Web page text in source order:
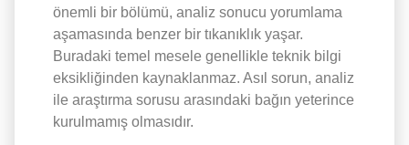
önemli bir bölümü, analiz sonucu yorumlama
aşamasında benzer bir tıkanıklık yaşar.
Buradaki temel mesele genellikle teknik bilgi
eksikliğinden kaynaklanmaz. Asıl sorun, analiz
ile araştırma sorusu arasındaki bağın yeterince
kurulmamış olmasıdır.